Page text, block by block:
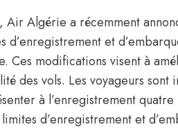
Air Algérie a récemment
d’enregistrement et
Ces modifications visent à
des vols. Les voyageurs
à l’enregistrement
d’enregistrement et